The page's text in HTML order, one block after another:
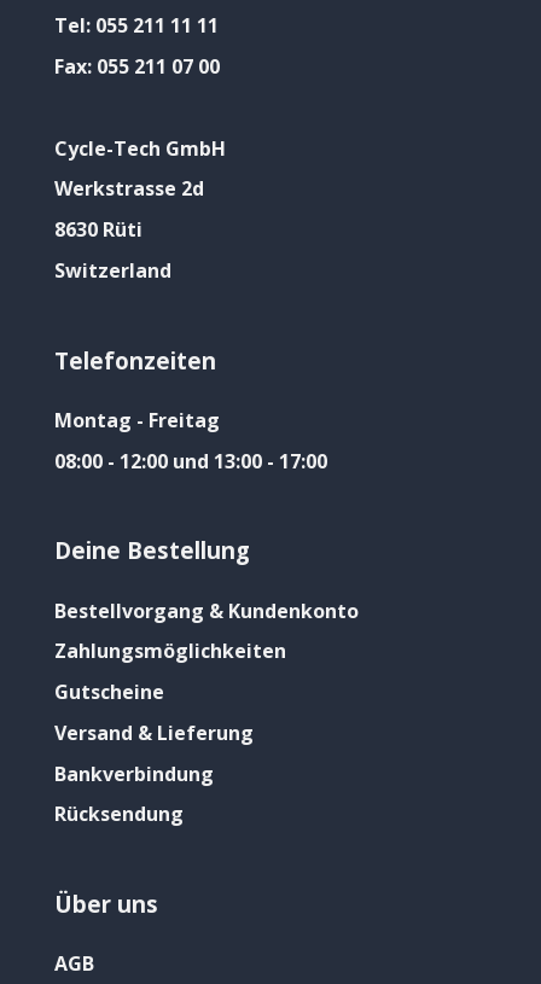
Tel: 055 211 11 11
Fax: 055 211 07 00
Cycle-Tech GmbH
Werkstrasse 2d
8630 Rüti
Switzerland
Telefonzeiten
Montag - Freitag
08:00 - 12:00 und 13:00 - 17:00
Deine Bestellung
Bestellvorgang & Kundenkonto
Zahlungsmöglichkeiten
Gutscheine
Versand & Lieferung
Bankverbindung
Rücksendung
Über uns
AGB